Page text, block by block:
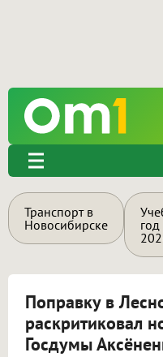
Транспорт в
Новосибирске
год
Поправку в
раскритиковал
Госдумы